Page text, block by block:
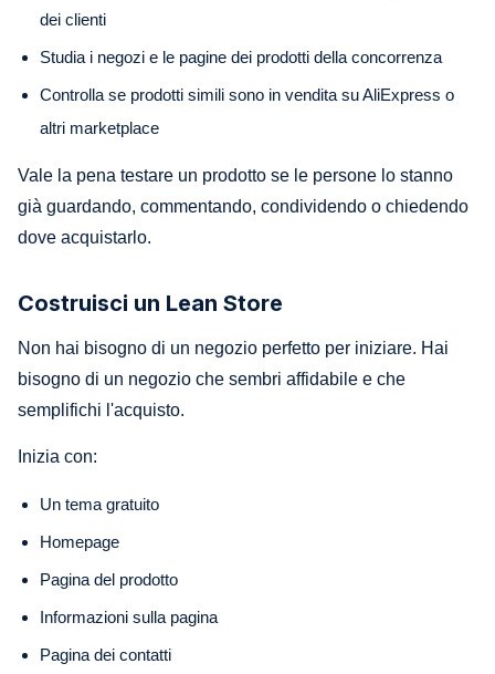
dei clienti
Studia i negozi e le pagine dei prodotti della concorrenza
Controlla se prodotti simili sono in vendita su AliExpress o
altri marketplace
Vale la pena testare un prodotto se le persone lo stanno
già guardando, commentando, condividendo o chiedendo
dove acquistarlo.
Costruisci un Lean Store
Non hai bisogno di un negozio perfetto per iniziare. Hai
bisogno di un negozio che sembri affidabile e che
semplifichi l'acquisto.
Inizia con:
Un tema gratuito
Homepage
Pagina del prodotto
Informazioni sulla pagina
Pagina dei contatti